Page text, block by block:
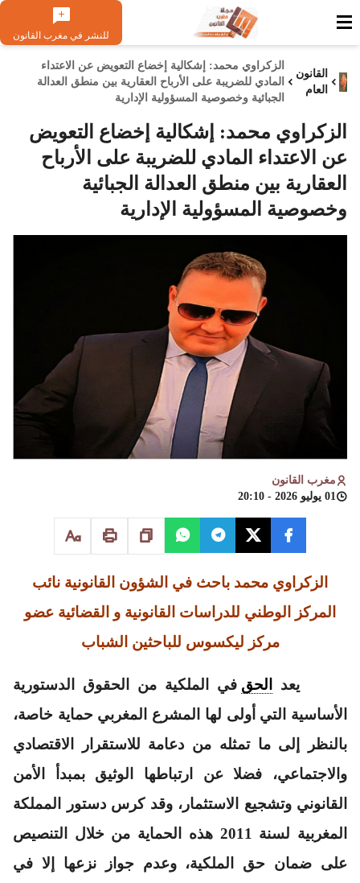
للنشر في مغرب القانون
القانون
العام
الزكراوي محمد: إشكالية إخضاع التعويض عن الاعتداء
المادي للضريبة على الأرباح العقارية بين منطق العدالة
الجبائية وخصوصية المسؤولية الإدارية
الزكراوي محمد: إشكالية إخضاع التعويض
عن الاعتداء المادي للضريبة على الأرباح
العقارية بين منطق العدالة الجبائية
وخصوصية المسؤولية الإدارية
مغرب القانون
01 يوليو 2026 - 20:10
الزكراوي محمد باحث في الشؤون القانونية نائب
المركز
الوطني للدراسات القانونية و القضائية عضو
مركز ليكسوس للباحثين الشباب
يعد الحق في الملكية من الحقوق الدستورية
الأساسية التي أولى لها المشرع المغربي حماية خاصة،
بالنظر إلى ما تمثله من دعامة للاستقرار الاقتصادي
والاجتماعي، فضلا عن ارتباطها الوثيق بمبدأ الأمن
القانوني وتشجيع الاستثمار، وقد كرس دستور المملكة
المغربية لسنة 2011 هذه الحماية من خلال التنصيص
على ضمان حق الملكية، وعدم جواز نزعها إلا في